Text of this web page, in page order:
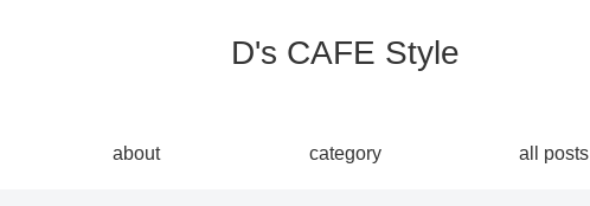
D's CAFE Style
about category all posts